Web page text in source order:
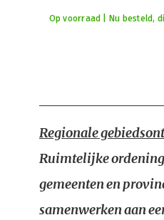
Op voorraad | Nu besteld,
Regionale
Ruimtelijke ordening
gemeenten en
samenwerken aan